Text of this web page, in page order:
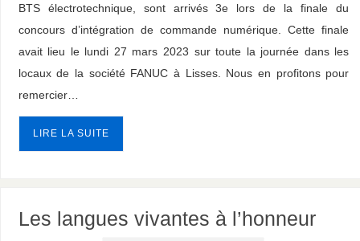
BTS électrotechnique, sont arrivés 3e lors de la finale du
concours d’intégration de commande numérique. Cette finale
avait lieu le lundi 27 mars 2023 sur toute la journée dans les
locaux de la société FANUC à Lisses. Nous en profitons pour
remercier…
LIRE LA SUITE
Les langues vivantes à l’honneur